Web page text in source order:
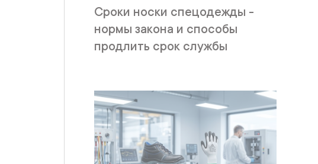
Сроки носки спецодежды -
нормы закона и способы
продлить срок службы